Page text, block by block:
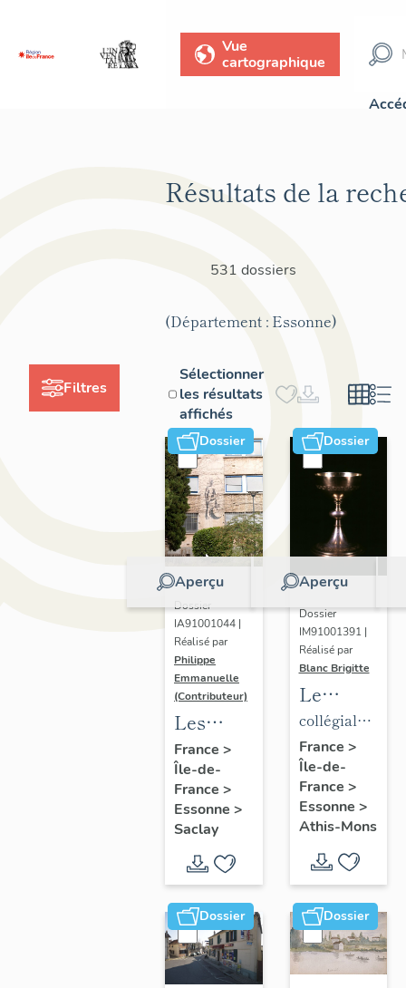
Vue
cartographique
Filtres
Résultats de la
531 dossiers
(Département : Essonne)
Sélectionner
les résultats
affichés
Dossier
Aperçu
Dossier
IA91001044 |
Réalisé par
Philippe
Emmanuelle
(Contributeur)
Les
établissements
scientifiques
et
universitaires
du
plateau
de
Saclay
France >
Île-de-
France >
Essonne >
Saclay
Dossier
Aperçu
Dossier
IM91001391 |
Réalisé par
Blanc Brigitte
Le
mobilier
de la
collégiale
de
chanoines
de la
de Saint-
Victor,
église
paroissiale
collégiale
de
chanoines
de la
congrégation
de Saint-
Victor,
église
paroissiale
Saint-
Denis
France >
Île-de-
France >
Essonne >
Athis-Mons
Dossier Dossier